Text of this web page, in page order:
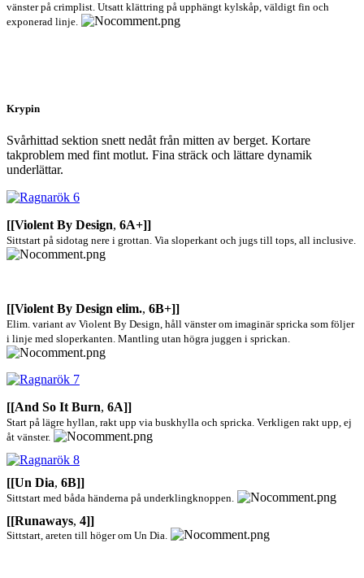
vänster på crimplist. Utsatt klättring på upphängt kylskåp, väldigt fin och
exponerad linje.
Krypin
Svårhittad sektion snett nedåt från mitten av berget. Kortare
takproblem med fint motlut. Fina sträck och lättare dynamik
underlättar.
[[Violent By Design, 6A+]]
Sittstart på sidotag nere i grottan. Via sloperkant och jugs till tops, all inclusive.
[[Violent By Design elim., 6B+]]
Elim. variant av Violent By Design, håll vänster om imaginär spricka som följer
i linje med sloperkanten. Mantling utan högra juggen i sprickan.
[[And So It Burn, 6A]]
Start på lägre hyllan, rakt upp via buskhylla och spricka. Verkligen rakt upp, ej
åt vänster.
[[Un Dia, 6B]]
Sittstart med båda händerna på underklingknoppen.
[[Runaways, 4]]
Sittstart, areten till höger om Un Dia.